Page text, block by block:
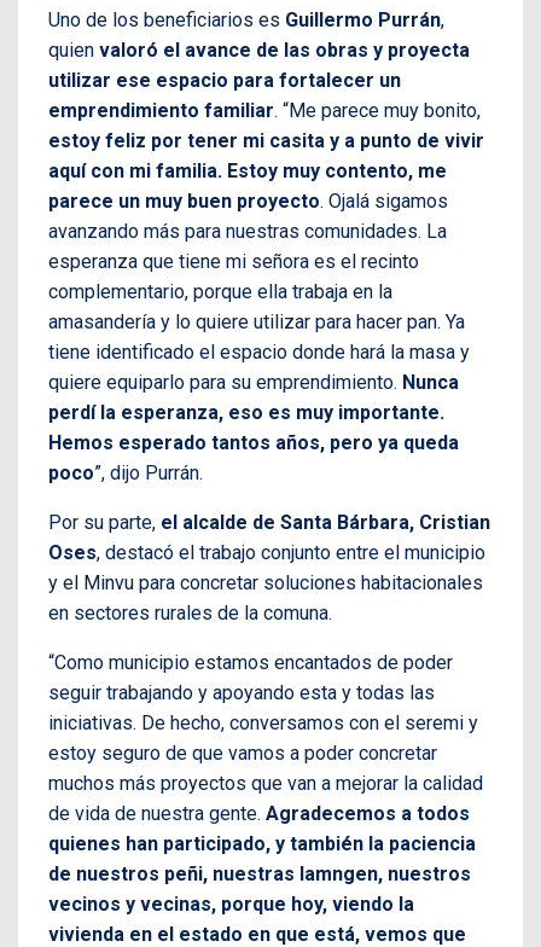
Uno de los beneficiarios es Guillermo Purrán,
quien valoró el avance de las obras y proyecta
utilizar ese espacio para fortalecer un
emprendimiento familiar. “Me parece muy bonito,
estoy feliz por tener mi casita y a punto de vivir
aquí con mi familia. Estoy muy contento, me
parece un muy buen proyecto. Ojalá sigamos
avanzando más para nuestras comunidades. La
esperanza que tiene mi señora es el recinto
complementario, porque ella trabaja en la
amasandería y lo quiere utilizar para hacer pan. Ya
tiene identificado el espacio donde hará la masa y
quiere equiparlo para su emprendimiento. Nunca
perdí la esperanza, eso es muy importante.
Hemos esperado tantos años, pero ya queda
poco”, dijo Purrán.
Por su parte, el alcalde de Santa Bárbara, Cristian
Oses, destacó el trabajo conjunto entre el municipio
y el Minvu para concretar soluciones habitacionales
en sectores rurales de la comuna.
“Como municipio estamos encantados de poder
seguir trabajando y apoyando esta y todas las
iniciativas. De hecho, conversamos con el seremi y
estoy seguro de que vamos a poder concretar
muchos más proyectos que van a mejorar la calidad
de vida de nuestra gente. Agradecemos a todos
quienes han participado, y también la paciencia
de nuestros peñi, nuestras lamngen, nuestros
vecinos y vecinas, porque hoy, viendo la
vivienda en el estado en que está, vemos que